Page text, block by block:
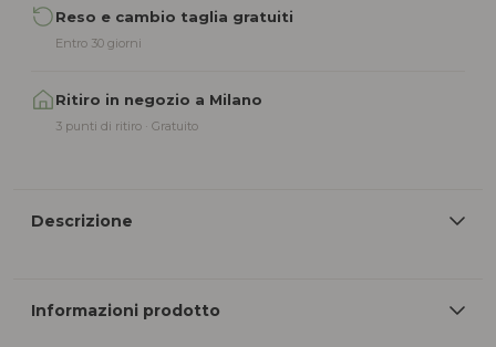
Reso e cambio taglia gratuiti
Entro 30 giorni
Ritiro in negozio a Milano
3 punti di ritiro · Gratuito
Descrizione
Informazioni prodotto